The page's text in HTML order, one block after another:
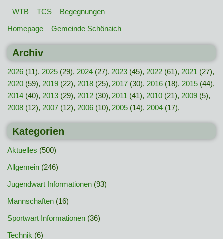
WTB – TCS – Begegnungen
Homepage – Gemeinde Schönaich
Archiv
2026 (11), 2025 (29), 2024 (27), 2023 (45), 2022 (61), 2021 (27),
2020 (59), 2019 (22), 2018 (25), 2017 (30), 2016 (18), 2015 (44),
2014 (40), 2013 (29), 2012 (30), 2011 (41), 2010 (21), 2009 (5),
2008 (12), 2007 (12), 2006 (10), 2005 (14), 2004 (17),
Kategorien
Aktuelles (500)
Allgemein (246)
Jugendwart Informationen (93)
Mannschaften (16)
Sportwart Informationen (36)
Technik (6)